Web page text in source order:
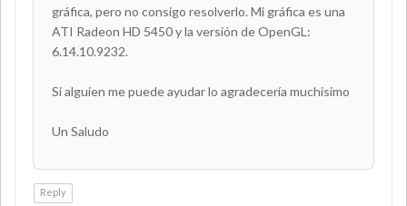
gráfica, pero no consigo resolverlo. Mi gráfica es una
ATI Radeon HD 5450 y la versión de OpenGL:
6.14.10.9232.
Si alguien me puede ayudar lo agradecería muchisimo
Un Saludo
Reply